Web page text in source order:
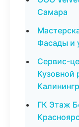
Самара
Фасады и
Сервис-
Кузовной
ГК Этаж